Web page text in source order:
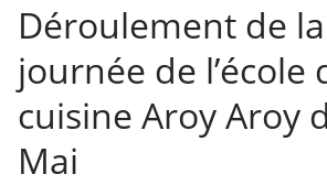
Déroulement de la
journée de l’école
cuisine Aroy Aroy
Mai